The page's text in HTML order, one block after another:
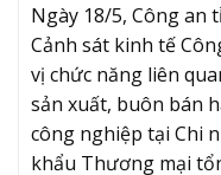
Ngày 18/5, Công an
Cảnh sát kinh tế
vị chức năng liên
sản xuất, buôn bán
công nghiệp tại Chi
khẩu Thương mại